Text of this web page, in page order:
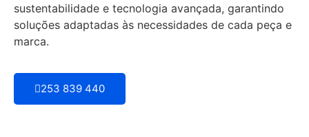
sustentabilidade e tecnologia avançada, garantindo
soluções adaptadas às necessidades de cada peça e
marca.
253 839 440